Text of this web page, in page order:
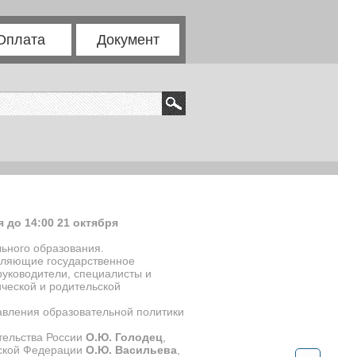
Документ
14:00 21 октября
образования.
государственное
специалисты и
и родительской
образовательной политики
России О.Ю. Голодец
Федерации О.Ю. Васильева